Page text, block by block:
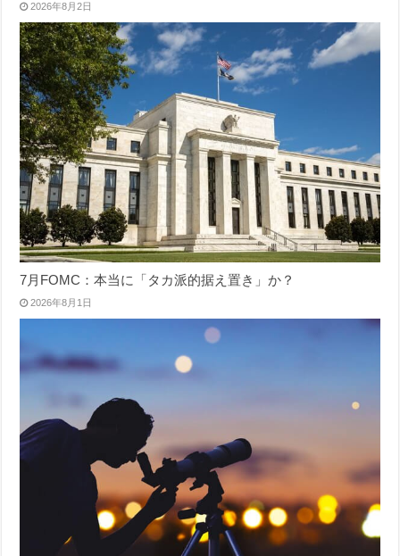
2026年8月2日
7月FOMC：本当に「タカ派的据え置き」か？
2026年8月1日